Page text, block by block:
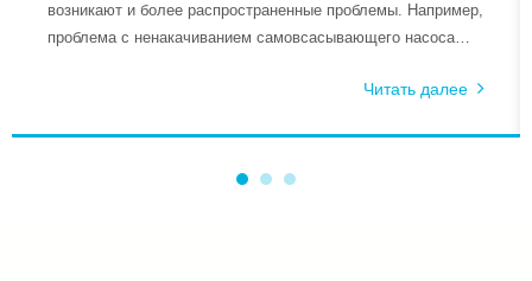
возникают и более распространенные проблемы. Например,
проблема с ненакачиванием самовсасывающего насоса
ключевым моментом является то, как мы решаем эти
Читать далее